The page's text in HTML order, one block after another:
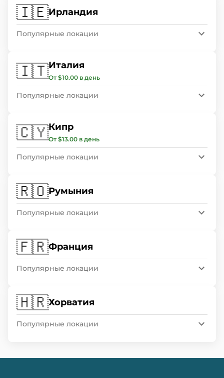
🇮🇪Ирландия
Популярные локации
🇮🇹Италия
От $10.00 в день
Популярные локации
🇨🇾Кипр
От $13.00 в день
Популярные локации
🇷🇴Румыния
Популярные локации
🇫🇷Франция
Популярные локации
🇭🇷Хорватия
Популярные локации